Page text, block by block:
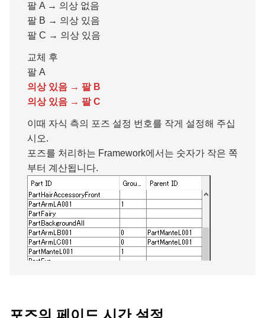
팔 A → 의상 없음
팔 B → 의상 있음
팔 C → 의상 있음
교체 후
팔 A
의상 있음 → 팔 B
의상 있음 → 팔 C
이때 자식 측의 포즈 설정 번호를 작게 설정해 주십
시오.
포즈를 처리하는 Framework에서는 숫자가 작은 쪽
부터 계산됩니다.